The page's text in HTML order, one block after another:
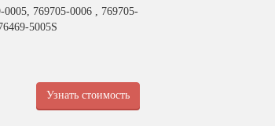
0005, 769705-0006 , 769705-
5005S
Узнать стоимость